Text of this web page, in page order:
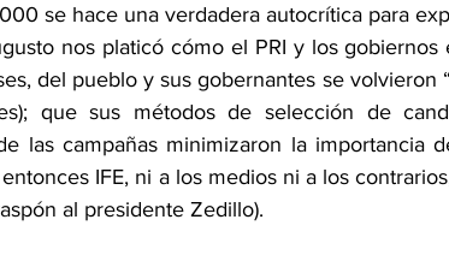
se hace una verdadera autocrítica para
nos platicó cómo el PRI y los gobiernos
del pueblo y sus gobernantes se volvieron
que sus métodos de selección de
las campañas minimizaron la importancia
IFE, ni a los medios ni a los
al presidente Zedillo).